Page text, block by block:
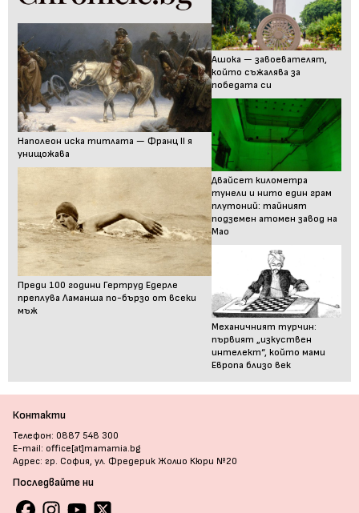
Наполеон иска титлата — Франц II я
унищожава
Преди 100 години Гертруд Едерле
преплува Ламанша по-бързо от всеки
мъж
Ашока — завоевателят,
който съжалява за
победата си
Двайсет километра
тунели и нито един грам
плутоний: тайният
подземен атомен завод на
Мао
Механичният турчин:
първият „изкуствен
интелект“, който мами
Европа близо век
Контакти
Телефон: 0887 548 300
E-mail: office[at]mamamia.bg
Адрес: гр. София, ул. Фредерик Жолио Кюри №20
Последвайте ни